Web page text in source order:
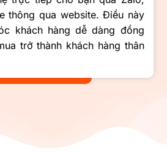
thông qua website. Điều này
khách hàng dễ dàng đồng
trở thành khách hàng thân